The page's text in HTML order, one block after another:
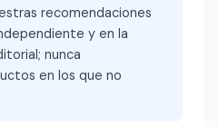
recomendaciones
y en la
nunca
en los que no